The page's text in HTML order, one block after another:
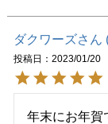
ダクワーズ
投稿日
2023/01/20
年末にお年賀